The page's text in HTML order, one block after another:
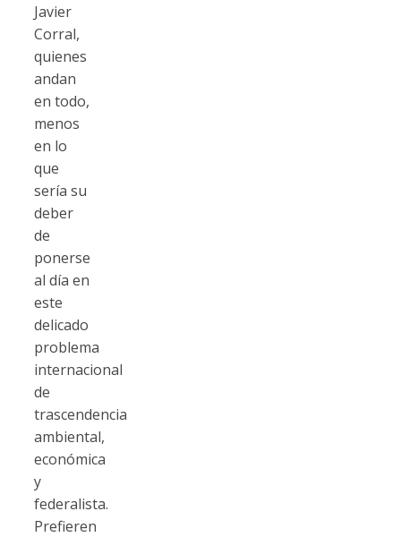
Javier
Corral,
quienes
andan
en todo,
menos
en lo
que
sería su
deber
de
ponerse
al día en
este
delicado
problema
internacional
de
trascendencia
ambiental,
económica
y
federalista.
Prefieren